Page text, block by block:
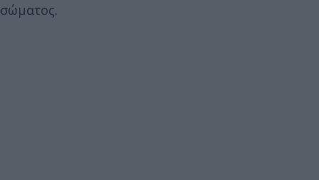
σώματος.